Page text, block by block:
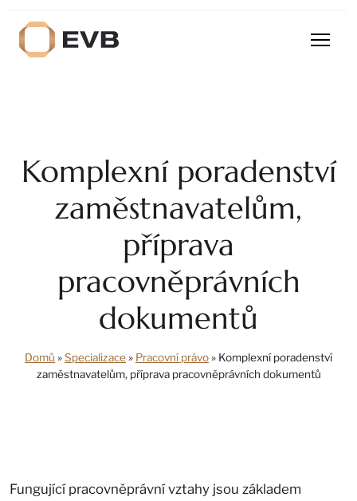
Komplexní poradenství
zaměstnavatelům,
příprava
pracovněprávních
dokumentů
Domů »Specializace» Pracovní právo» Komplexní poradenství
zaměstnavatelům, příprava pracovněprávních dokumentů
Fungující pracovněprávní vztahy jsou základem